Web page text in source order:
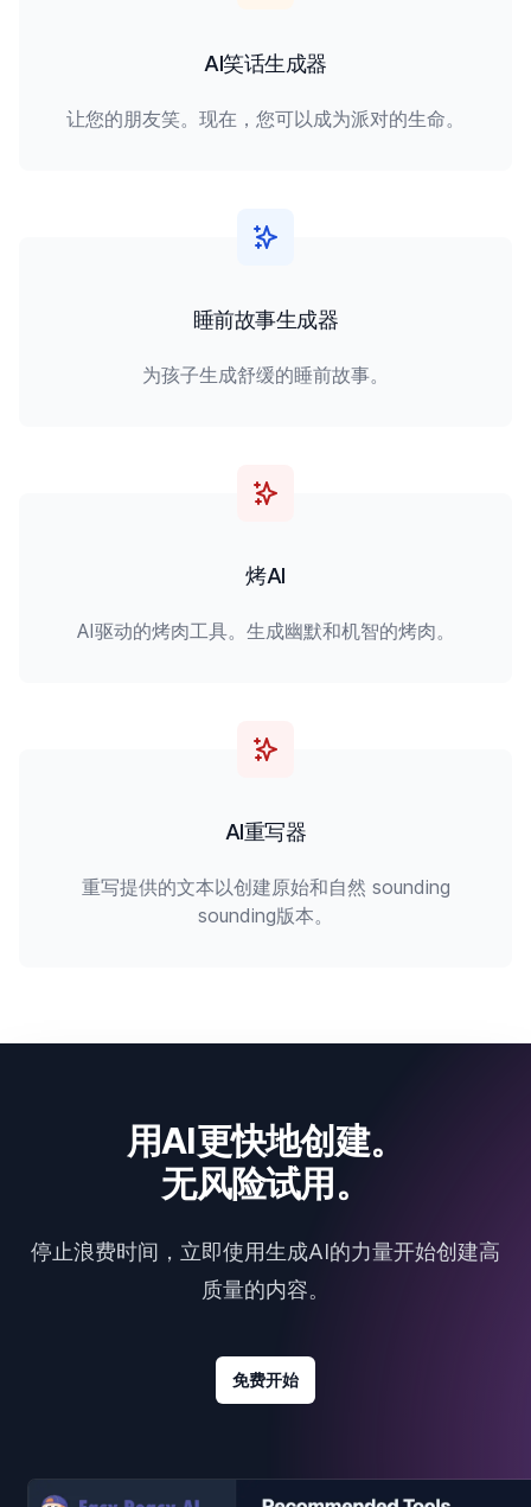
AI笑话生成器
让您的朋友笑。现在，您可以成为派对的生命。
睡前故事生成器
为孩子生成舒缓的睡前故事。
烤AI
AI驱动的烤肉工具。生成幽默和机智的烤肉。
AI重写器
重写提供的文本以创建原始和自然 sounding
sounding版本。
用AI更快地创建。
无风险试用。
停止浪费时间，立即使用生成AI的力量开始创建高
质量的内容。
免费开始